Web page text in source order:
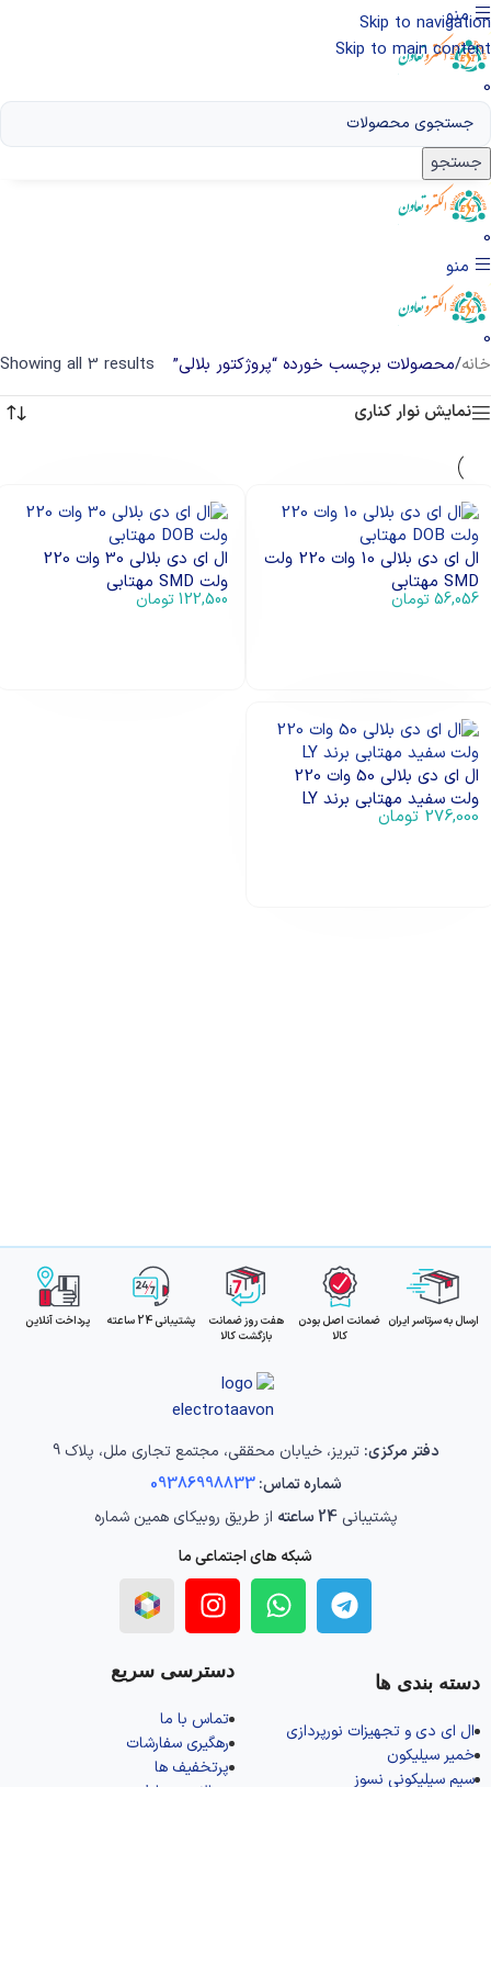
Skip to navigation
Skip to main content
منو
0
جستجو
0
منو
0
خانه/محصولات برچسب خورده “پروژکتور بلالی”
Showing all 3 results
نمایش نوار کناری
ال ای دی بلالی 10 وات 220 ولت
SMD مهتابی
56,056تومان
ال ای دی بلالی 30 وات 220
ولت SMD مهتابی
122,500تومان
ال ای دی بلالی 50 وات 220
ولت سفید مهتابی برند LY
276,000 تومان
ارسال به سرتاسر ایران ضمانت اصل بودن
کالا
هفت روز ضمانت
بازگشت کالا
پشتیبانی 24 ساعته پرداخت آنلاین
دفتر مرکزی: تبریز، خیابان محققی، مجتمع تجاری ملل، پلاک 9
شماره تماس:09386998833
پشتیبانی24 ساعته
از طریق روبیکای همین شماره
شبکه های اجتماعی ما
دسته بندی ها
ال‌ ای‌ دی و تجهیزات نورپردازی
خمیر سیلیکون
سیم سیلیکونی نسوز
دسترسی سریع
تماس با ما
رهگیری سفارشات
پرتخفیف ها
سوالات متداول